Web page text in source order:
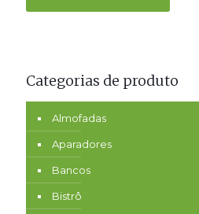
Categorias de produto
Almofadas
Aparadores
Bancos
Bistrô